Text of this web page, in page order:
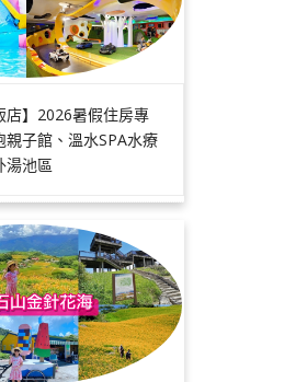
店】2026暑假住房專
子館、溫水SPA水療
湯池區